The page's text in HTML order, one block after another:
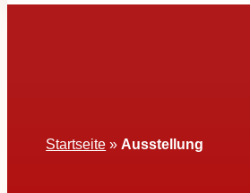
Startseite » Ausstellung